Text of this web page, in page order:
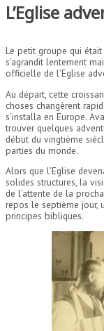
L’Eglise
Le petit groupe qui
s’agrandit lentement
officielle de l’Eglise
Au départ, cette
choses changèrent
s’installa en Europe.
trouver quelques
début du vingtième
parties du monde.
Alors que l’Eglise
solides structures, la
de l’attente de la
repos le septième jour,
principes bibliques.